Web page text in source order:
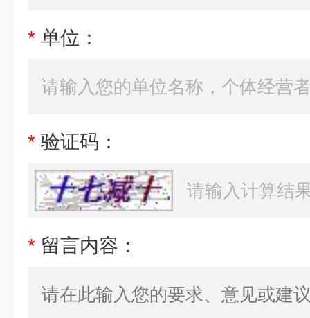
* 单位：
* 验证码：
* 留言内容：